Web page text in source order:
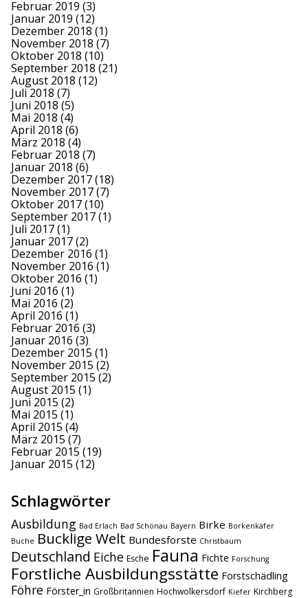
Februar 2019 (3)
Januar 2019 (12)
Dezember 2018 (1)
November 2018 (7)
Oktober 2018 (10)
September 2018 (21)
August 2018 (12)
Juli 2018 (7)
Juni 2018 (5)
Mai 2018 (4)
April 2018 (6)
März 2018 (4)
Februar 2018 (7)
Januar 2018 (6)
Dezember 2017(18)
November 2017(7)
Oktober 2017(10)
September 2017(1)
Juli 2017(1)
Januar 2017(2)
Dezember 2016 (1)
November 2016 (1)
Oktober 2016 (1)
Juni 2016 (1)
Mai 2016 (2)
April 2016 (1)
Februar 2016 (3)
Januar 2016 (3)
Dezember 2015 (1)
November 2015 (2)
September 2015 (2)
August 2015 (1)
Juni 2015 (2)
Mai 2015 (1)
April 2015 (4)
März 2015 (7)
Februar 2015 (19)
Januar 2015 (12)
Schlagwörter
Ausbildung Bad Erlach Bad Schönau Bayern Birke Borkenkäfer
Buche Bucklige Welt Bundesforste Christbaum
Deutschland Eiche Esche Fauna Fichte Forschung
Forstliche Ausbildungsstätte Forstschädling
Föhre Förster_in Großbritannien Hochwolkersdorf Kiefer Kirchberg